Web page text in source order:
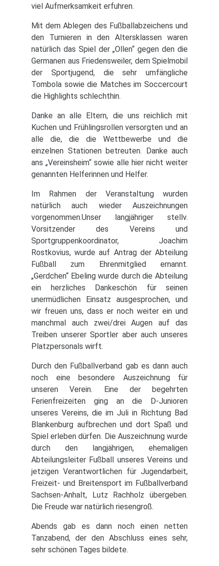
viel Aufmerksamkeit erfuhren.
Mit dem Ablegen des Fußballabzeichens und
den Turnieren in den Altersklassen waren
natürlich das Spiel der „Ollen“ gegen den die
Germanen aus Friedensweiler, dem Spielmobil
der Sportjugend, die sehr umfängliche
Tombola sowie die Matches im Soccercourt
die Highlights schlechthin.
Danke an alle Eltern, die uns reichlich mit
Kuchen und Frühlingsrollen versorgten und an
alle die, die die Wettbewerbe und die
einzelnen Stationen betreuten. Danke auch
ans „Vereinsheim“ sowie alle hier nicht weiter
genannten Helferinnen und Helfer.
Im Rahmen der Veranstaltung wurden
natürlich auch wieder Auszeichnungen
vorgenommen.Unser langjähriger stellv.
Vorsitzender des Vereins und
Sportgruppenkoordinator, Joachim
Rostkovius, wurde auf Antrag der Abteilung
Fußball zum Ehrenmitglied ernannt.
„Gerdchen“ Ebeling wurde durch die Abteilung
ein herzliches Dankeschön für seinen
unermüdlichen Einsatz ausgesprochen, und
wir freuen uns, dass er noch weiter ein und
manchmal auch zwei/drei Augen auf das
Treiben unserer Sportler aber auch unseres
Platzpersonals wirft.
Durch den Fußballverband gab es dann auch
noch eine besondere Auszeichnung für
unseren Verein. Eine der begehrten
Ferienfreizeiten ging an die D-Junioren
unseres Vereins, die im Juli in Richtung Bad
Blankenburg aufbrechen und dort Spaß und
Spiel erleben dürfen. Die Auszeichnung wurde
durch den langjährigen, ehemaligen
Abteilungsleiter Fußball unseres Vereins und
jetzigen Verantwortlichen für Jugendarbeit,
Freizeit- und Breitensport im Fußballverband
Sachsen-Anhalt, Lutz Rachholz übergeben.
Die Freude war natürlich riesengroß.
Abends gab es dann noch einen netten
Tanzabend, der den Abschluss eines sehr,
sehr schönen Tages bildete.